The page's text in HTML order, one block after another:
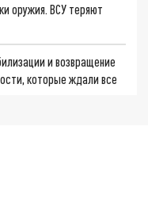
оружия. ВСУ теряют
и возвращение
которые ждали все